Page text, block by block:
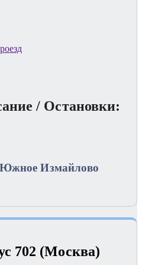
/ Остановки:
Измайлово
702 (Москва)